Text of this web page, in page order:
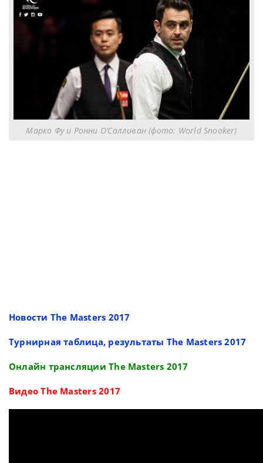
Марко Фу и Ронни О’Салливан (фото: World Snooker)
Новости The Masters 2017
Турнирная таблица, результаты The Masters 2017
Онлайн трансляции The Masters 2017
Видео The Masters 2017